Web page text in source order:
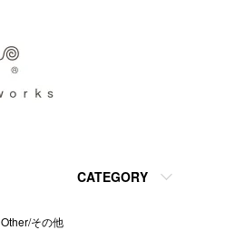
CATEGORY
Other/その他